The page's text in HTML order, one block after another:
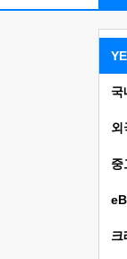
국
외
중
크